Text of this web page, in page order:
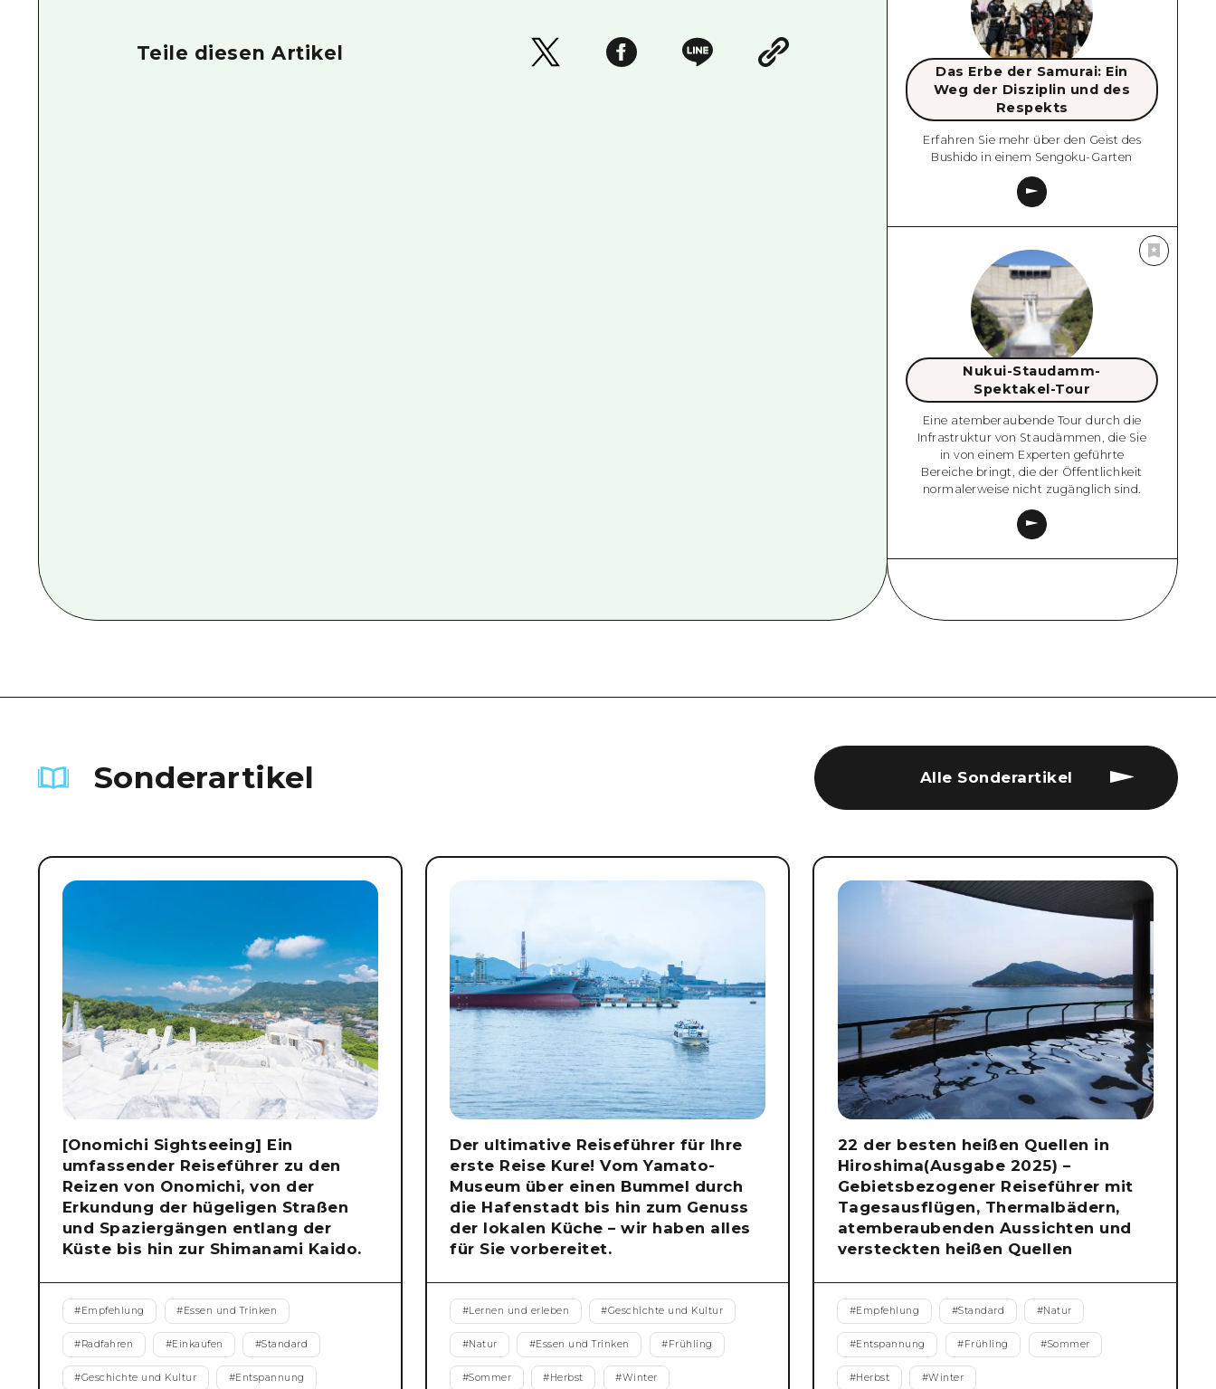
Teile diesen Artikel
Das Erbe der Samurai: Ein
Weg der Disziplin und des
Respekts
Erfahren Sie mehr über den Geist des
Bushido in einem Sengoku-Garten
Nukui-Staudamm-
Spektakel-Tour
Eine atemberaubende Tour durch die
Infrastruktur von Staudämmen, die Sie
in von einem Experten geführte
Bereiche bringt, die der Öffentlichkeit
normalerweise nicht zugänglich sind.
Sonderartikel Alle Sonderartikel
[Onomichi Sightseeing] Ein
umfassender Reiseführer zu den
Reizen von Onomichi, von der
Erkundung der hügeligen Straßen
und Spaziergängen entlang der
Küste bis hin zur Shimanami Kaido.
#Empfehlung #Essen und Trinken
#Radfahren #Einkaufen #Standard
#Geschichte und Kultur #Entspannung
Der ultimative Reiseführer für Ihre
erste Reise Kure! Vom Yamato-
Museum über einen Bummel durch
die Hafenstadt bis hin zum Genuss
der lokalen Küche – wir haben alles
für Sie vorbereitet.
#Lernen und erleben #Geschichte und Kultur
#Natur #Essen und Trinken #Frühling
#Sommer #Herbst #Winter
22 der besten heißen Quellen in
Hiroshima(Ausgabe 2025) –
Gebietsbezogener Reiseführer mit
Tagesausflügen, Thermalbädern,
atemberaubenden Aussichten und
versteckten heißen Quellen
#Empfehlung #Standard #Natur
#Entspannung #Frühling #Sommer
#Herbst #Winter